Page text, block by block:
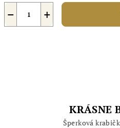
+
−
KRÁSNE
Šperková